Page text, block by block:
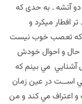
آتشه . به حدی كه
افطار ميكرد و
كه تعصب خوب نيست
حال و احوال خودش
آشنايي مي بينم كه
اســت در عين زمان
و اعتراف مي كند و من